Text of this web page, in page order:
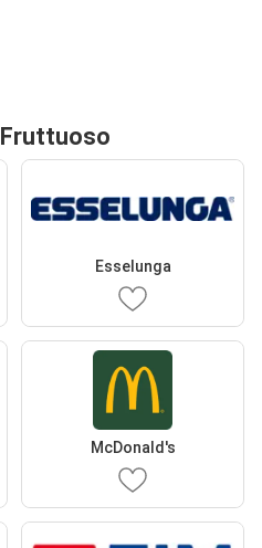
Esselunga
McDonald's